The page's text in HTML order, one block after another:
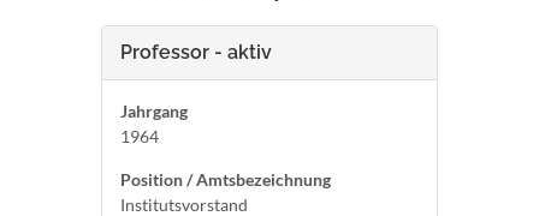
Professor - aktiv
Jahrgang
1964
Position / Amtsbezeichnung
Institutsvorstand